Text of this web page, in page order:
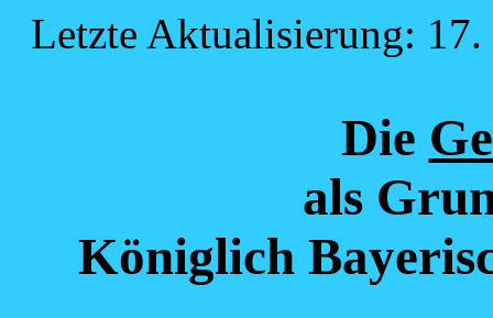
Letzte Aktualisierung: 17.
Die
als
Königlich